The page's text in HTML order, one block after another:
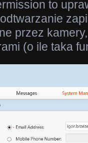
to
przez
(o ile taka